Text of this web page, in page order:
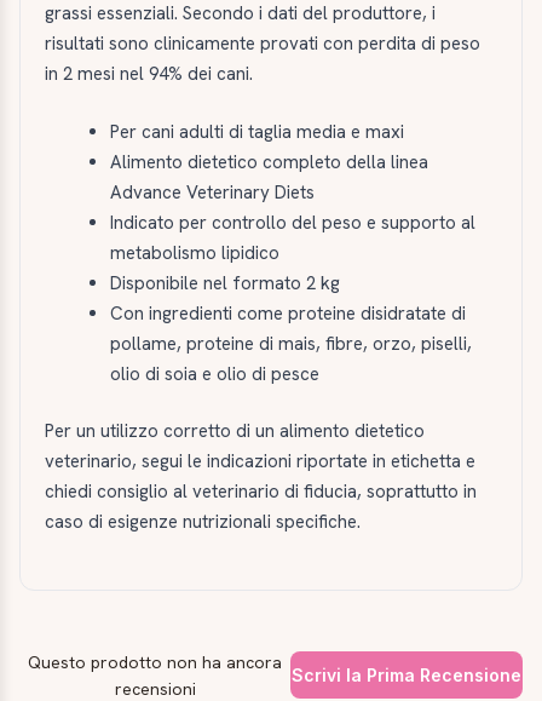
grassi essenziali. Secondo i dati del produttore, i
risultati sono clinicamente provati con perdita di peso
in 2 mesi nel 94% dei cani.
Per cani adulti di taglia media e maxi
Alimento dietetico completo della linea
Advance Veterinary Diets
Indicato per controllo del peso e supporto al
metabolismo lipidico
Disponibile nel formato 2 kg
Con ingredienti come proteine disidratate di
pollame, proteine di mais, fibre, orzo, piselli,
olio di soia e olio di pesce
Per un utilizzo corretto di un alimento dietetico
veterinario, segui le indicazioni riportate in etichetta e
chiedi consiglio al veterinario di fiducia, soprattutto in
caso di esigenze nutrizionali specifiche.
Questo prodotto non ha ancora
recensioni
Scrivi la Prima Recensione